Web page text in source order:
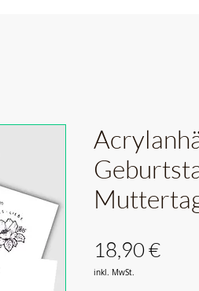
18,90 €Preis
inkl. MwSt.